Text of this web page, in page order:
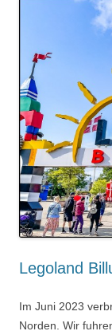
Legoland
Im Juni 2023
Norden. Wir